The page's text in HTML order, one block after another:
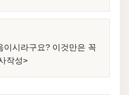
이시라구요? 이것만은 꼭
작성>